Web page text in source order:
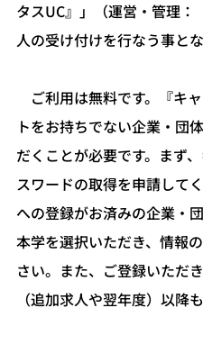
タスUC』」（運営・管理
人の受け付けを行なう事と
ご利用は無料です。『キ
トをお持ちでない企業・団
だくことが必要です。まず
スワードの取得を申請して
への登録がお済みの企業・
本学を選択いただき、情報
さい。また、ご登録いただ
（追加求人や翌年度）以降